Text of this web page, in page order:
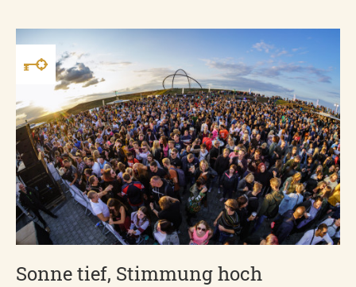
Sonne tief, Stimmung hoch